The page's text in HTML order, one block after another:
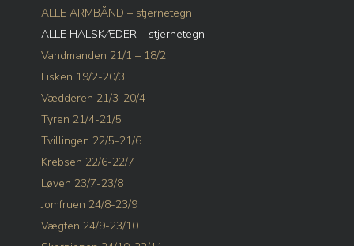
ALLE ARMBÅND – stjernetegn
ALLE HALSKÆDER – stjernetegn
Vandmanden 21/1 – 18/2
Fisken 19/2-20/3
Vædderen 21/3-20/4
Tyren 21/4-21/5
Tvillingen 22/5-21/6
Krebsen 22/6-22/7
Løven 23/7-23/8
Jomfruen 24/8-23/9
Vægten 24/9-23/10